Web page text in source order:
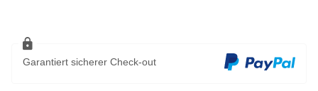
Garantiert sicherer Check-out